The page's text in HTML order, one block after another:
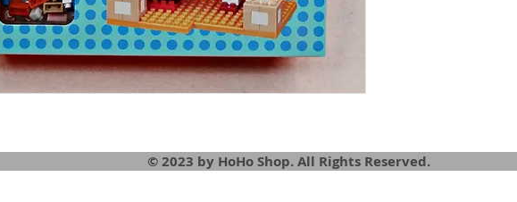
© 2023 by HoHo Shop. All Rights Reserved.